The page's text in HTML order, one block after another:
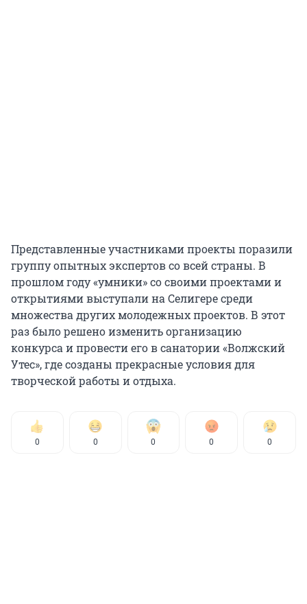
Представленные участниками проекты поразили
группу опытных экспертов со всей страны. В
прошлом году «умники» со своими проектами и
открытиями выступали на Селигере среди
множества других молодежных проектов. В этот
раз было решено изменить организацию
конкурса и провести его в санатории «Волжский
Утес», где созданы прекрасные условия для
творческой работы и отдыха.
0 0 0 0 0